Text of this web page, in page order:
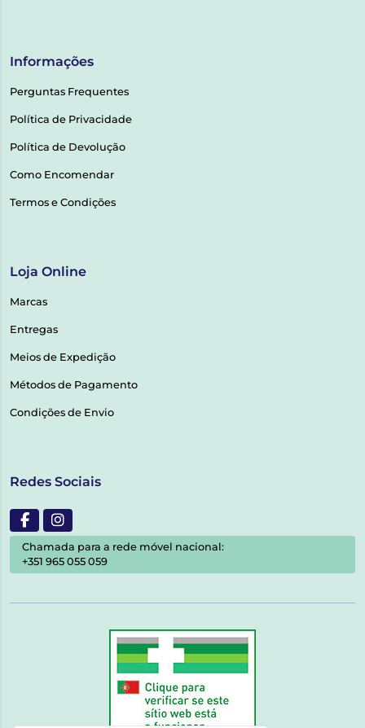
Informações
Perguntas Frequentes
Política de Privacidade
Política de Devolução
Como Encomendar
Termos e Condições
Loja Online
Marcas
Entregas
Meios de Expedição
Métodos de Pagamento
Condições de Envio
Redes Sociais
Chamada para a rede móvel nacional:
+351 965 055 059